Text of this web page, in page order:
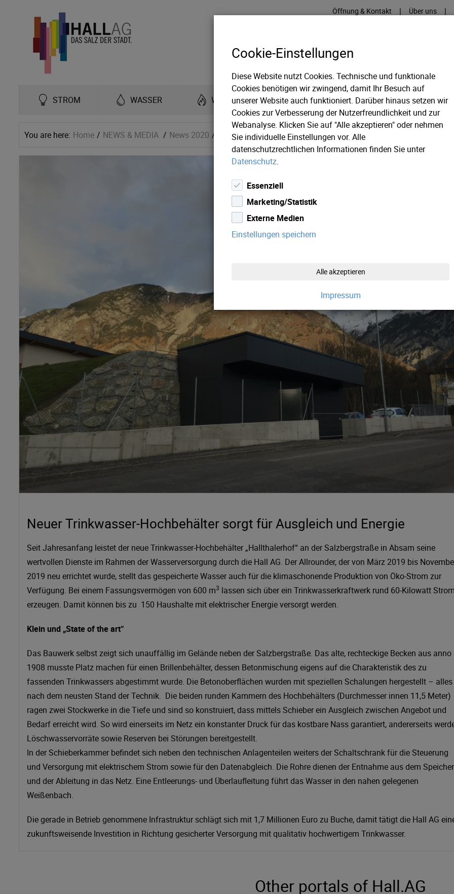
Öffnung & Kontakt | Über uns |
STROM WASSER WÄRME KÄLTE IT
You are here: Home NEWS & MEDIA News 2020 Neuer Trinkwasser-Hochbehälter sorgt für Ausgleich und
Neuer Trinkwasser-Hochbehälter sorgt für Ausgleich und Energie
Seit Jahresanfang leistet der neue Trinkwasser-Hochbehälter „Hallthalerhof“ an der Salzbergstraße in Absam seine
wertvollen Dienste im Rahmen der Wasserversorgung durch die Hall AG. Der Allrounder, der von März 2019 bis
2019 neu errichtet wurde, stellt das gespeicherte Wasser auch für die klimaschonende Produktion von Öko-Strom zur
Verfügung. Bei einem Fassungsvermögen von 600 m3 lassen sich über ein Trinkwasserkraftwerk rund 60-Kilowatt
erzeugen. Damit können bis zu 150 Haushalte mit elektrischer Energie versorgt werden.
Klein und „State of the art“
Das Bauwerk selbst zeigt sich unauffällig im Gelände neben der Salzbergstraße. Das alte, rechteckige Becken aus anno
1908 musste Platz machen für einen Brillenbehälter, dessen Betonmischung eigens auf die Charakteristik des zu
fassenden Trinkwassers abgestimmt wurde. Die Betonoberflächen wurden mit speziellen Schalungen hergestellt – alles
nach dem neusten Stand der Technik. Die beiden runden Kammern des Hochbehälters (Durchmesser innen 11,5 Meter)
ragen zwei Stockwerke in die Tiefe und sind so konstruiert, dass mittels Schieber ein Ausgleich zwischen Angebot und
Bedarf erreicht wird. So wird einerseits im Netz ein konstanter Druck für das kostbare Nass garantiert, andererseits
Löschwasservorräte sowie Reserven bei Störungen bereitgestellt.
In der Schieberkammer befindet sich neben den technischen Anlagenteilen weiters der Schaltschrank für die Steuerung
und Versorgung mit elektrischem Strom sowie für den Datenabgleich. Die Rohre dienen der Entnahme aus dem Speicher
und der Ableitung in das Netz. Eine Entleerungs- und Überlaufleitung führt das Wasser in den nahen gelegenen
Weißenbach.
Die gerade in Betrieb genommene Infrastruktur schlägt sich mit 1,7 Millionen Euro zu Buche, damit tätigt die Hall AG
zukunftsweisende Investition in Richtung gesicherter Versorgung mit qualitativ hochwertigem Trinkwasser.
Other portals of Hall.AG
Cookie-Einstellungen
Diese Website nutzt Cookies. Technische und funktionale
Cookies benötigen wir zwingend, damit Ihr Besuch auf
unserer Website auch funktioniert. Darüber hinaus setzen wir
Cookies zur Verbesserung der Nutzerfreundlichkeit und zur
Webanalyse. Klicken Sie auf "Alle akzeptieren" oder nehmen
Sie individuelle Einstellungen vor. Alle
datenschutzrechtlichen Informationen finden Sie unter
Datenschutz.
Essenziell
Marketing/Statistik
Externe Medien
Einstellungen speichern
Alle akzeptieren
Impressum